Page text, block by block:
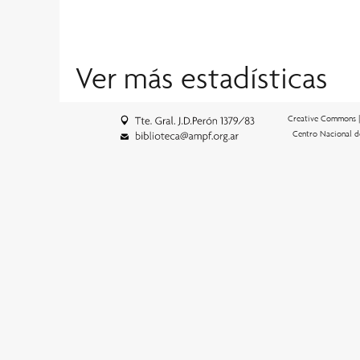
Ver más estadísticas
Creative Commons
Centro Nacional